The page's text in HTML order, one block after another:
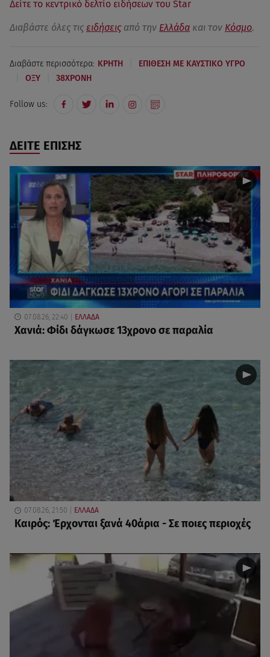
Δείτε το κεντρικό δελτίο ειδήσεων του Star
Διαβάστε όλες τις ειδήσεις από την Ελλάδα και τον Κόσμο.
Διαβάστε περισσότερα: ΚΡΗΤΗ ΕΠΙΘΕΣΗ ΜΕ ΚΑΥΣΤΙΚΟ ΥΓΡΟ
ΟΞΥ 38ΧΡΟΝΗ
Follow us:
ΔΕΙΤΕ ΕΠΙΣΗΣ
07.08.26, 22:40 ΕΛΛΑΔΑ
Χανιά: Φίδι δάγκωσε 13χρονο σε παραλία
07.08.26, 21:50 ΕΛΛΑΔΑ
Καιρός: Έρχονται ξανά 40άρια - Σε ποιες περιοχές